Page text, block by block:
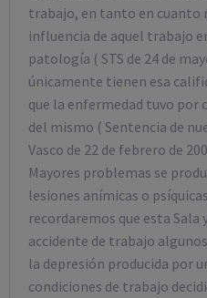
trabajo, en tanto en cuanto
influencia de aquel trabajo
patología ( STS de 24 de
únicamente tienen esa
que la enfermedad tuvo por
del mismo ( Sentencia de
Vasco de 22 de febrero de
Mayores problemas se
lesiones anímicas o
recordaremos que esta Sala
accidente de trabajo
la depresión producida por
condiciones de trabajo